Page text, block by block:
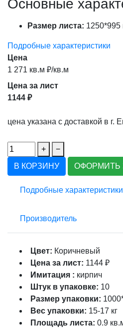
Основные
Размер листа:
Подробные характеристики
Цена
1 271 кв.м ₽/кв.м
Цена за лист
1144 ₽
цена указана с доставкой в г.
+
−
В КОРЗИНУ
ОФОРМИТЬ
Подробные характеристики
Производитель
Цвет: Коричневый
Цена за лист: 1144 ₽
Имитация : кирпич
Штук в упаковке: 10
Размер упаковки:
Вес упаковки: 15-17 кг
Площадь листа: 0.9